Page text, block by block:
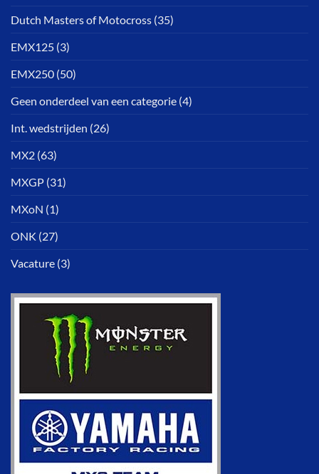
Dutch Masters of Motocross (35)
EMX125 (3)
EMX250 (50)
Geen onderdeel van een categorie (4)
Int. wedstrijden (26)
MX2 (63)
MXGP (31)
MXoN (1)
ONK (27)
Vacature (3)